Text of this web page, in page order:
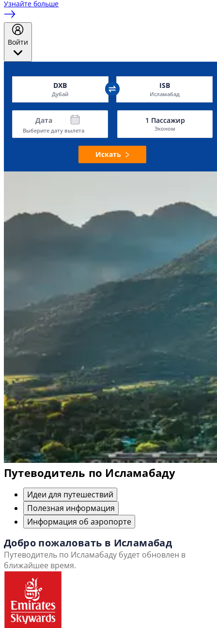
Узнайте больше
Войти
DXB
Дубай
ISB
Исламабад
Дата
Выберите дату вылета
1 Пассажир
Эконом
Искать
Путеводитель по Исламабаду
Идеи для путешествий
Полезная информация
Информация об аэропорте
Добро пожаловать в Исламабад
Путеводитель по Исламабаду будет обновлен в
ближайшее время.